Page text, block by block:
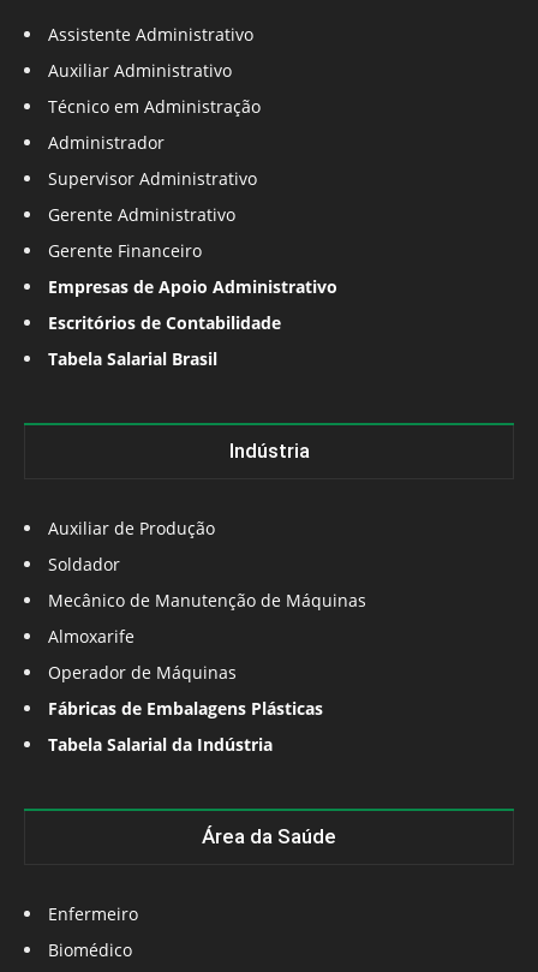
Assistente Administrativo
Auxiliar Administrativo
Técnico em Administração
Administrador
Supervisor Administrativo
Gerente Administrativo
Gerente Financeiro
Empresas de Apoio Administrativo
Escritórios de Contabilidade
Tabela Salarial Brasil
Indústria
Auxiliar de Produção
Soldador
Mecânico de Manutenção de Máquinas
Almoxarife
Operador de Máquinas
Fábricas de Embalagens Plásticas
Tabela Salarial da Indústria
Área da Saúde
Enfermeiro
Biomédico